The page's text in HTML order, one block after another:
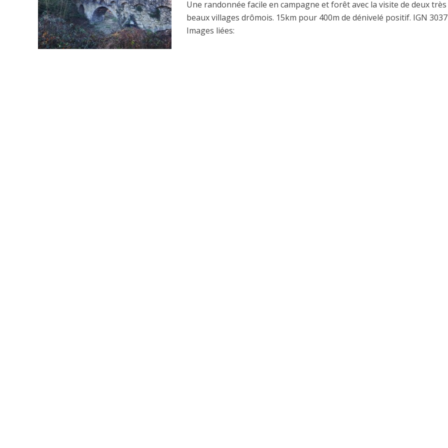
Une randonnée facile en campagne et forêt avec la visite de deux très
beaux villages drômois. 15km pour 400m de dénivelé positif. IGN
Images liées: